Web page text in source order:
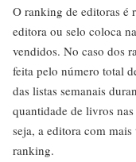
O ranking de editoras é
editora ou selo coloca
vendidos. No caso dos
feita pelo número total
das listas semanais
quantidade de livros
seja, a editora com
ranking.